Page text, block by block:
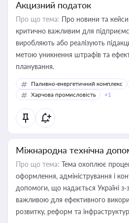
Акцизний податок
Про що тема: Про новини та
критично важливим для
виробляють або реалізують
метою уникнення штрафів та
планування.
Паливно-енергетичний комплекс
Харчова промисловість
+1
Міжнародна технічна
Про що тема: Тема охоплює
оформлення, адміністрування і
допомоги, що надається Україні з-
важливою для ефективного
розвитку, реформ та